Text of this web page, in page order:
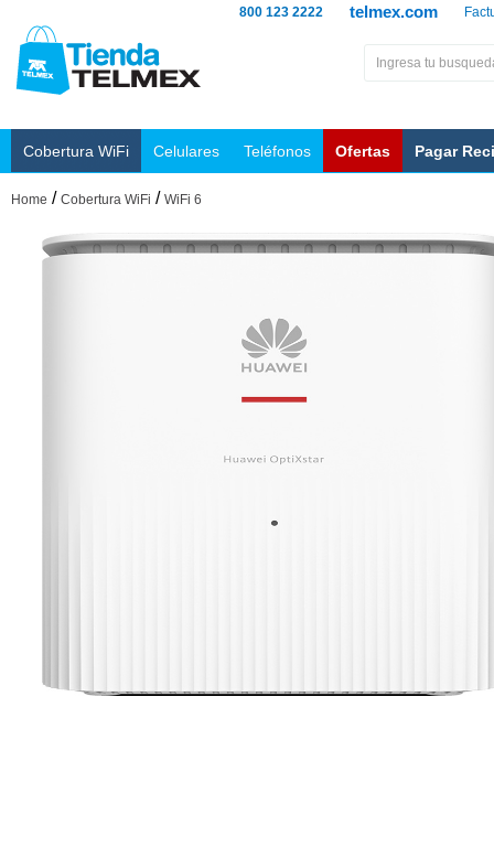
telmex.com
800 123 2222
Cobertura WiFi Celulares Teléfonos Ofertas Pagar
Home / Cobertura WiFi / WiFi 6